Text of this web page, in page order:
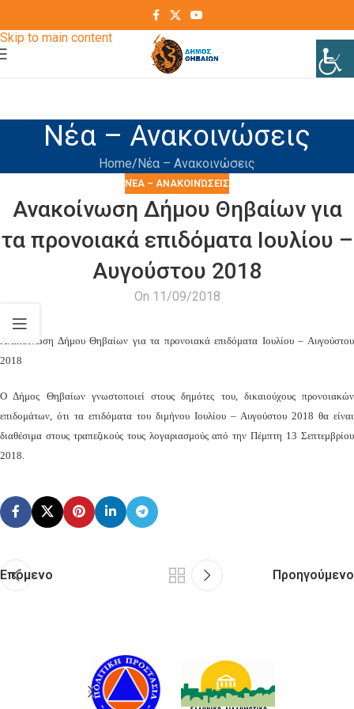
Skip to main content
Νέα – Ανακοινώσεις
Home Νέα – Ανακοινώσεις
ΝΈΑ – ΑΝΑΚΟΙΝΏΣΕΙΣ
Ανακοίνωση Δήμου Θηβαίων για
τα προνοιακά επιδόματα Ιουλίου –
Αυγούστου 2018
On 11/09/2018
Ανακοίνωση Δήμου Θηβαίων για τα προνοιακά επιδόματα Ιουλίου – Αυγούστου
2018
Ο Δήμος Θηβαίων γνωστοποιεί στους δημότες του, δικαιούχους προνοιακών
επιδομάτων, ότι τα επιδόματα του διμήνου Ιουλίου – Αυγούστου 2018 θα είναι
διαθέσιμα στους τραπεζικούς τους λογαριασμούς από την Πέμπτη 13 Σεπτεμβρίου
2018.
Επόμενο Προηγούμενο